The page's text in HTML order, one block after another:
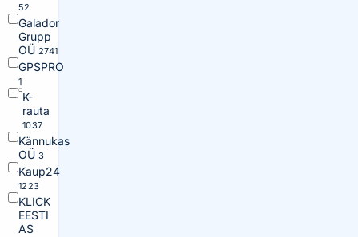
52
Galador
Grupp
OÜ 2741
GPSPRO
1
K-
rauta
1037
Kännukas
OÜ 3
Kaup24
1223
KLICK
EESTI
AS